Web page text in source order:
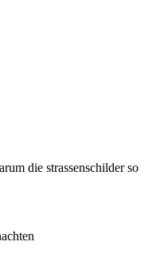
die strassenschilder so